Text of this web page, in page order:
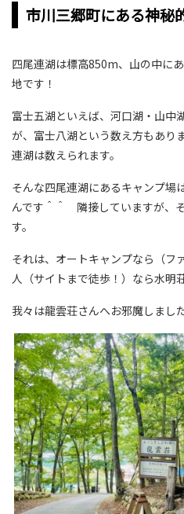
市川三郷町にある神秘
四尾連湖は標高850m、山の中に
地です！
富士五湖といえば、河口湖・山中
が、富士八湖という数え方もあり
連湖は数えられます。
そんな四尾連湖にあるキャンプ場
んです＾＾ 隣接していますが、
す。
それは、オートキャンプなら（フ
人（サイトまで徒歩！）なら水明
我々は龍雲荘さんへお邪魔しました